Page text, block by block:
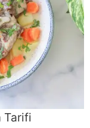
Tarifi